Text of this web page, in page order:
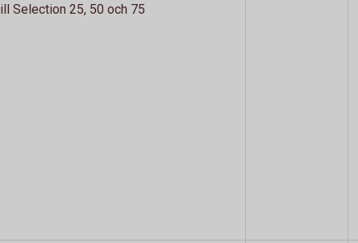
Selection 25, 50 och 75